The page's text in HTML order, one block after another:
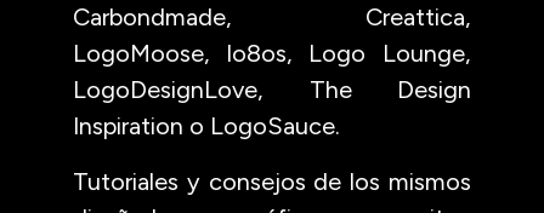
Carbondmade, Creattica,
LogoMoose, lo8os, Logo Lounge,
LogoDesignLove, The Design
Inspiration o LogoSauce.
Tutoriales y consejos de los mismos